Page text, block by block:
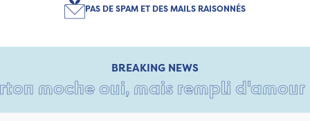
PAS DE SPAM ET DES MAILS RAISONNÉS
BREAKING NEWS
moche oui, mais rempli d'amour •